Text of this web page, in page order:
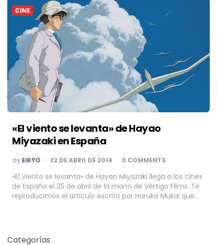
CINE
«El viento se levanta» de Hayao
Miyazaki en España
POSTED
BY
by EIKYO 22 DE ABRIL DE 2014 0 COMMENTS
«El viento se levanta» de Hayao Miyazaki llega a los cines
de España el 25 de abril de la mano de Vértigo Films. Te
reproducimos el articulo escrito por Haruka Mukai que…
Categorías